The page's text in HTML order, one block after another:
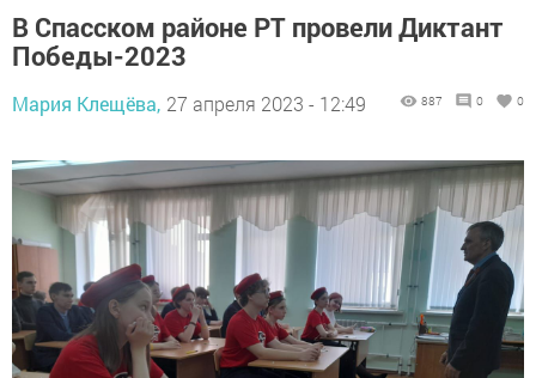
В Спасском районе РТ провели Диктант
Победы-2023
Мария Клещёва, 27 апреля 2023 - 12:49 887 0 0